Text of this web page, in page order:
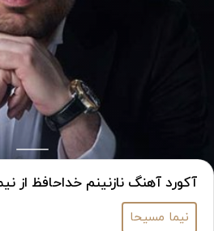
آکورد آهنگ نازنینم خداحافظ از
نیما مسیحا